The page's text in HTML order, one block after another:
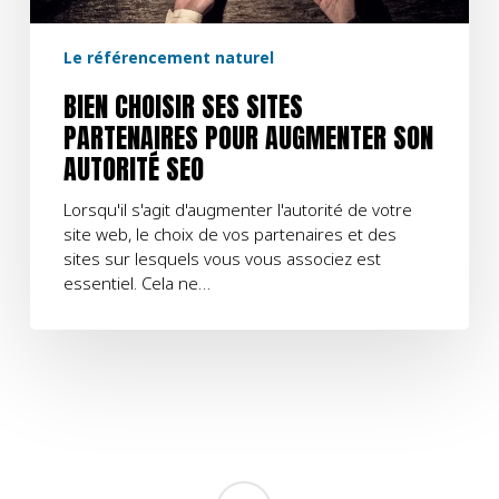
Le référencement naturel
BIEN CHOISIR SES SITES
PARTENAIRES POUR AUGMENTER SON
AUTORITÉ SEO
Lorsqu'il s'agit d'augmenter l'autorité de votre
site web, le choix de vos partenaires et des
sites sur lesquels vous vous associez est
essentiel. Cela ne…
linkedin